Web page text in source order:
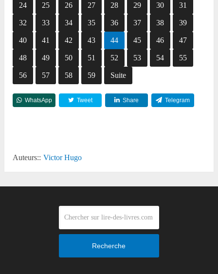
24 25 26 27 28 29 30 31
32 33 34 35 36 37 38 39
40 41 42 43 44 45 46 47
48 49 50 51 52 53 54 55
56 57 58 59 Suite
WhatsApp Tweet Share Telegram
Auteurs:: Victor Hugo
Recherche